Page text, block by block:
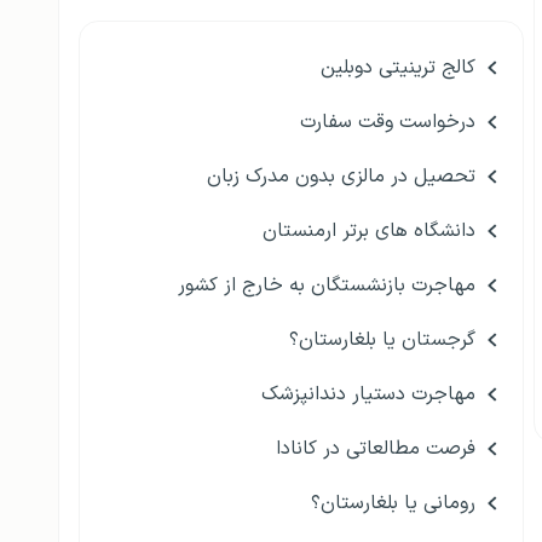
کالج ترینیتی دوبلین
درخواست وقت سفارت
تحصیل در مالزی بدون مدرک زبان
دانشگاه های برتر ارمنستان
مهاجرت بازنشستگان به خارج از کشور
گرجستان یا بلغارستان؟
مهاجرت دستیار دندانپزشک
فرصت مطالعاتی در کانادا
رومانی یا بلغارستان؟